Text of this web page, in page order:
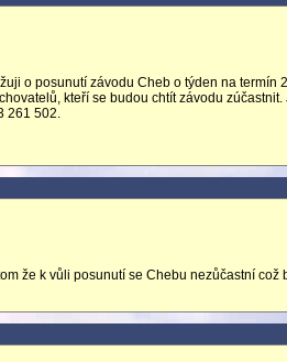
o posunutí závodu Cheb o týden na termín
kteří se budou chtít závodu
261 502.
že k vůli posunutí se Chebu nezůčastní což